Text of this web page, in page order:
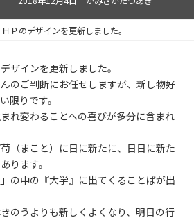
終
更
新
日
ＨＰのデザインを更新しました。
ザインを更新しました。
のご判断にお任せしますが、新し物好
限りです。
れ変わることへの喜びが多分に含まれ
（まこと）に日に新たに、日日に新た
ります。
の中の『大学』に出てくることばが出
のうよりも新しくよくなり、明日の行